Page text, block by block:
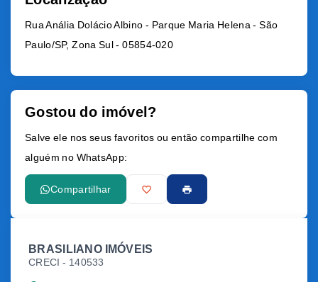
Rua Anália Dolácio Albino - Parque Maria Helena - São
Paulo/SP, Zona Sul - 05854-020
Gostou do imóvel?
Salve ele nos seus favoritos ou então compartilhe com
alguém no WhatsApp:
Compartilhar
BRASILIANO IMÓVEIS
CRECI - 140533